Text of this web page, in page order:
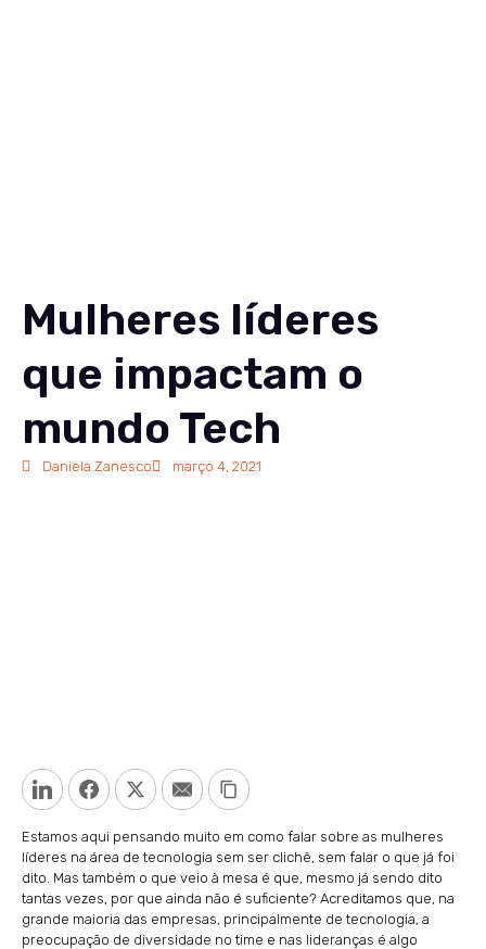
Mulheres líderes
que impactam o
mundo Tech
Daniela Zanesco março 4, 2021
LinkedInFacebookTwitterEmail Copy Link
Estamos aqui pensando muito em como falar sobre as mulheres
líderes na área de tecnologia sem ser clichê, sem falar o que já foi
dito. Mas também o que veio à mesa é que, mesmo já sendo dito
tantas vezes, por que ainda não é suficiente? Acreditamos que, na
grande maioria das empresas, principalmente de tecnologia, a
preocupação de diversidade no time e nas lideranças é algo